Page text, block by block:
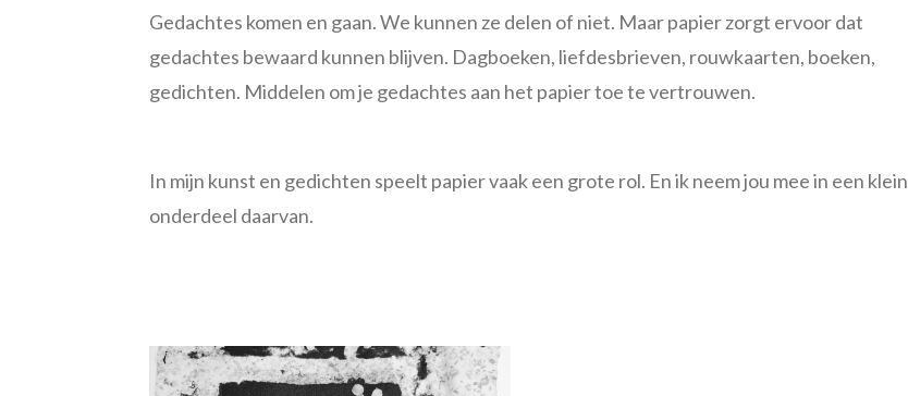
Gedachtes komen en gaan. We kunnen ze delen of niet. Maar papier zorgt ervoor dat
gedachtes bewaard kunnen blijven. Dagboeken, liefdesbrieven, rouwkaarten, boeken,
gedichten. Middelen om je gedachtes aan het papier toe te vertrouwen.
In mijn kunst en gedichten speelt papier vaak een grote rol. En ik neem jou mee in een klein
onderdeel daarvan.